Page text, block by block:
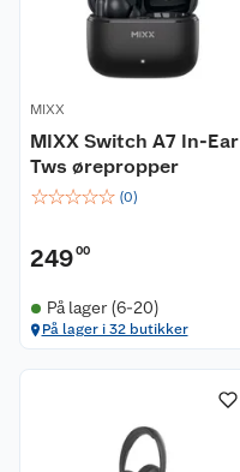
MIXX
MIXX Switch A7 In-Ear
Tws ørepropper
☆☆☆☆☆ (0)
24900
På lager (6-20)
På lager i 32 butikker